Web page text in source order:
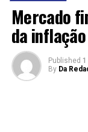
Mercado
da
Published 1
By Da